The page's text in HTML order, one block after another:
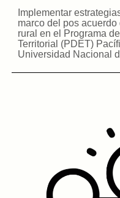
Implementar
marco del pos
rural en el Programa
Territorial (PDET)
Universidad Nacional